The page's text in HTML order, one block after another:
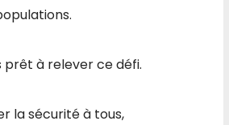
prêt à relever ce défi.
la sécurité à tous,